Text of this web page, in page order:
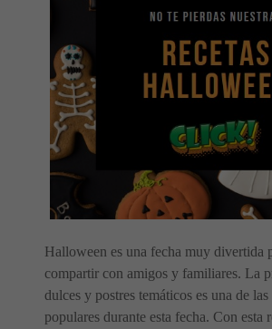
Halloween es una fecha muy divertida
compartir con amigos y familiares. La
dulces y postres temáticos es una de
populares durante esta fecha. Con esta